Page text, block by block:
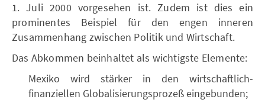
1. Juli 2000 vorgesehen ist. Zudem ist dies ein
prominentes Beispiel für den engen inneren
Zusammenhang zwischen Politik und Wirtschaft.
Das Abkommen beinhaltet als wichtigste Elemente:
Mexiko wird stärker in den wirtschaftlich-
finanziellen Globalisierungsprozeß eingebunden;